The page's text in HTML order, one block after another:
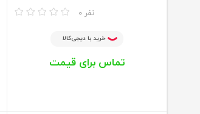
0 نفر
خرید با دیجی‌کالا
تماس برای قیمت